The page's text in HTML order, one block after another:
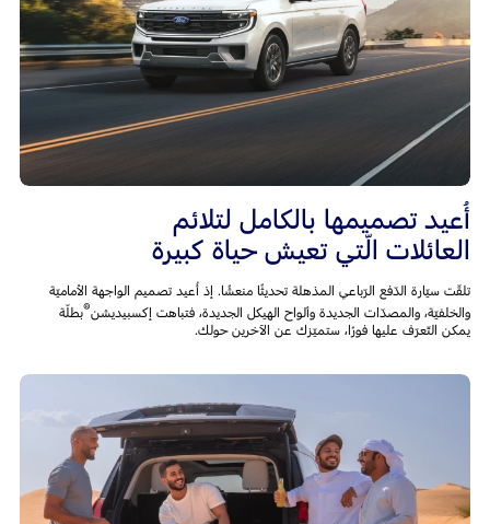
أُعيد تصميمها بالكامل لتلائم
العائلات الّتي تعيش حياة كبيرة
تلقّت سيّارة الدّفع الرّباعي المذهلة تحديثًا منعشًا. إذ أُعيد تصميم الواجهة الأماميّة
والخلفيّة، والمصدّات الجديدة وألواح الهيكل الجديدة، فتباهت إكسبيديشن®بطلّة
يمكن التّعرّف عليها فورًا، ستميّزك عن الآخرين حولك.